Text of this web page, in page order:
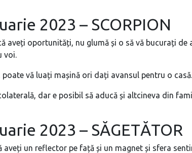
2023 – SCORPION
aveți oportunități, nu glumă și o să vă bucurați de
voi.
vă luați mașină ori dați avansul pentru o casă.
dar e posibil să aducă și altcineva din
2023 – SĂGETĂTOR
un reflector pe față și un magnet și sfera